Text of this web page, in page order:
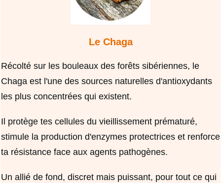
Le Chaga
Récolté sur les bouleaux des forêts sibériennes, le
Chaga est l'une des sources naturelles d'antioxydants
les plus concentrées qui existent.
Il protège tes cellules du vieillissement prématuré,
stimule la production d'enzymes protectrices et renforce
ta résistance face aux agents pathogènes.
Un allié de fond, discret mais puissant, pour tout ce qui